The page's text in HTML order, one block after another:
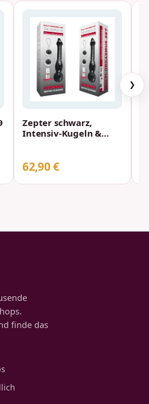
Zepter schwarz,
Intensiv-Kugeln &
62,90 €
❯
finde das